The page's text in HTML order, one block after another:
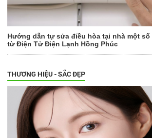
Hướng dẫn tự sửa điều hòa tại nhà một
từ Điện Tử Điện Lạnh Hồng Phúc
THƯƠNG HIỆU - SẮC ĐẸP